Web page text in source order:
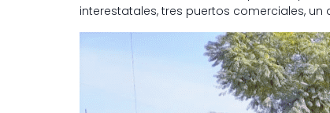
interestatales, tres puertos comerciales,